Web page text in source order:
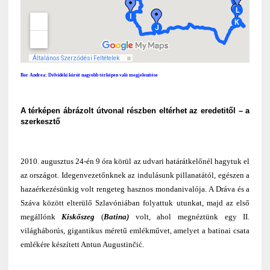
Bor Andrea: Délvidéki körút nagyobb térképen való megjelenítése
A térképen ábrázolt útvonal részben eltérhet az eredetitől – a
szerkesztő
2010. augusztus 24-én 9 óra körül az udvari határátkelőnél hagytuk el
az országot. Idegenvezetőnknek az indulásunk pillanatától, egészen a
hazaérkezésünkig volt rengeteg hasznos mondanivalója. A Dráva és a
Száva között elterülő Szlavóniában folyattuk utunkat, majd az első
megállónkKiskőszeg (Batina) volt, ahol megnéztünk egy II.
világháborús, gigantikus méretű emlékművet, amelyet a batinai csata
emlékére készített Antun Augustinčić.